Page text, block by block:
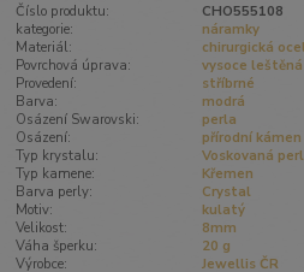
Číslo produktu:
CHO555108
kategorie:
náramky
Materiál:
chirurgická
Povrchová úprava:
vysoce leštěná
Provedení:
stříbrné
Barva:
modrá
Osázení Swarovski:
perla
Osázení:
přírodní kámen
Typ krystalu:
Voskovaná
Typ kamene:
Křemen
Barva perly:
Crystal
Motiv:
kulatý
Velikost:
8mm
Váha šperku:
20 g
Výrobce:
Jewellis ČR